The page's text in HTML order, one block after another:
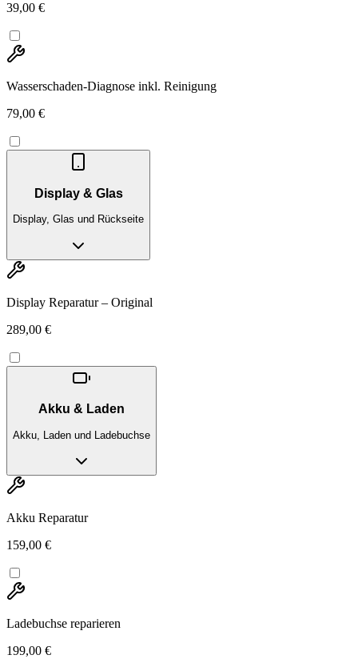
39,00 €
Wasserschaden-Diagnose inkl. Reinigung
79,00 €
Display & Glas
Display, Glas und Rückseite
Display Reparatur – Original
289,00 €
Akku & Laden
Akku, Laden und Ladebuchse
Akku Reparatur
159,00 €
Ladebuchse reparieren
199,00 €